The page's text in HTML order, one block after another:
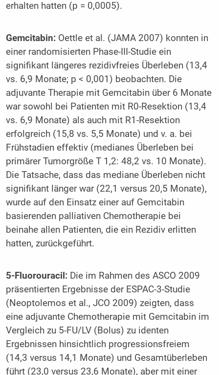
erhalten hatten (p = 0,0005).
Gemcitabin:Oettle et al. (JAMA 2007) konnten in
einer randomisierten Phase-III-Studie ein
signifikant längeres rezidivfreies Überleben (13,4
vs. 6,9 Monate; p < 0,001) beobachten. Die
adjuvante Therapie mit Gemcitabin über 6 Monate
war sowohl bei Patienten mit R0-Resektion (13,4
vs. 6,9 Monate) als auch mit R1-Resektion
erfolgreich (15,8 vs. 5,5 Monate) und v. a. bei
Frühstadien effektiv (medianes Überleben bei
primärer Tumorgröße T 1,2: 48,2 vs. 10 Monate).
Die Tatsache, dass das mediane Überleben nicht
signifikant länger war (22,1 versus 20,5 Monate),
wurde auf den Einsatz einer auf Gemcitabin
basierenden palliativen Chemotherapie bei
beinahe allen Patienten, die ein Rezidiv erlitten
hatten, zurückgeführt.
5-Fluorouracil:Die im Rahmen des ASCO 2009
präsentierten Ergebnisse der ESPAC-3-Studie
(Neoptolemos et al., JCO 2009) zeigten, dass
eine adjuvante Chemotherapie mit Gemcitabin im
Vergleich zu 5-FU/LV (Bolus) zu identen
Ergebnissen hinsichtlich progressionsfreiem
(14,3 versus 14,1 Monate) und Gesamtüberleben
führt (23,0 versus 23,6 Monate), aber mit einer